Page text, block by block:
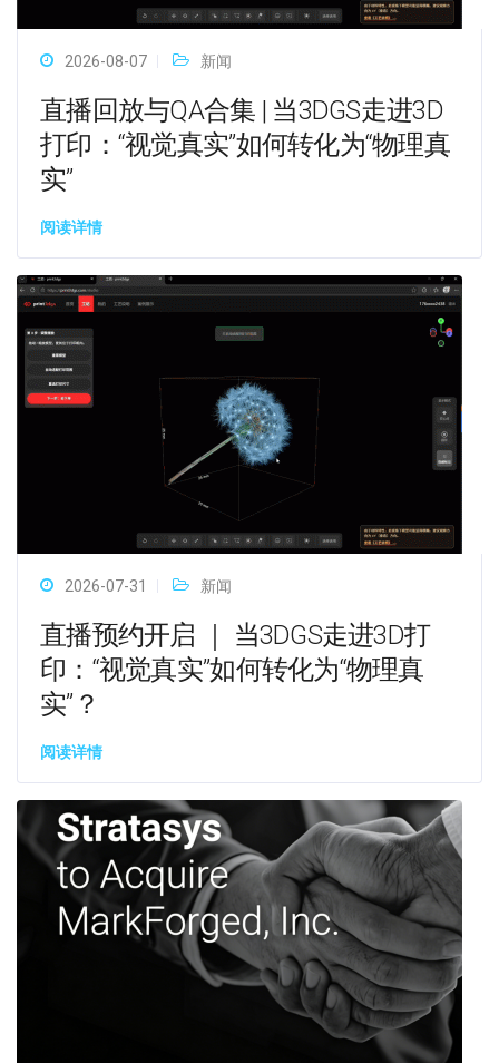
2026-08-07 新闻
直播回放与QA合集 | 当3DGS走进3D
打印：“视觉真实”如何转化为“物理真
实”
阅读详情
2026-07-31 新闻
直播预约开启 ｜ 当3DGS走进3D打
印：“视觉真实”如何转化为“物理真
实”？
阅读详情